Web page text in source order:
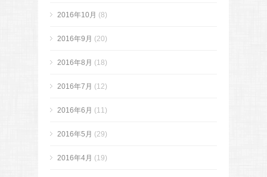
2016年10月 (8)
2016年9月 (20)
2016年8月 (18)
2016年7月 (12)
2016年6月 (11)
2016年5月 (29)
2016年4月 (19)